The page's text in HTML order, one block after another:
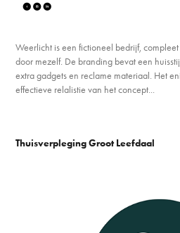
Weerlicht is een fictioneel bedrijf,
door mezelf. De branding bevat een
extra gadgets en reclame materiaal. Het
effectieve relalistie van het concept...
Thuisverpleging Groot Leefdaal